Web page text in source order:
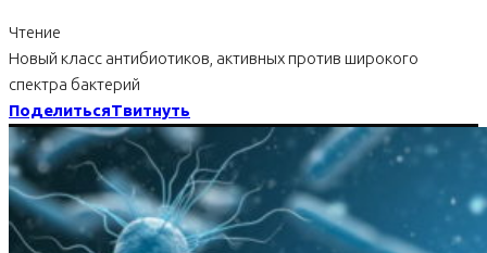
Чтение
Новый класс антибиотиков, активных против широкого
спектра бактерий
ПоделитьсяТвитнуть